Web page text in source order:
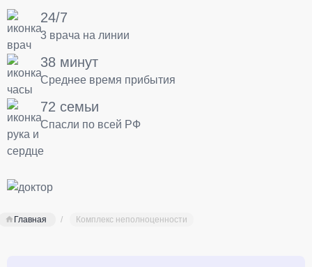
24/7
3 врача на линии
38 минут
Среднее время прибытия
72 семьи
Спасли по всей РФ
Главная Комплекс неполноценности